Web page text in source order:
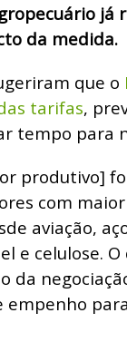
já
da medida.
que o
tarifas,
tempo para
produtivo]
com
aviação,
e celulose.
da